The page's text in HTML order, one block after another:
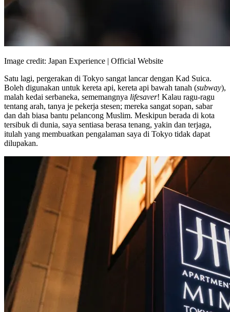
Image credit: Japan Experience | Official Website
Satu lagi, pergerakan di Tokyo sangat lancar dengan Kad Suica.
Boleh digunakan untuk kereta api, kereta api bawah tanah (subway),
malah kedai serbaneka, sememangnya lifesaver! Kalau ragu-ragu
tentang arah, tanya je pekerja stesen; mereka sangat sopan, sabar
dan dah biasa bantu pelancong Muslim. Meskipun berada di kota
tersibuk di dunia, saya sentiasa berasa tenang, yakin dan terjaga,
itulah yang membuatkan pengalaman saya di Tokyo tidak dapat
dilupakan.